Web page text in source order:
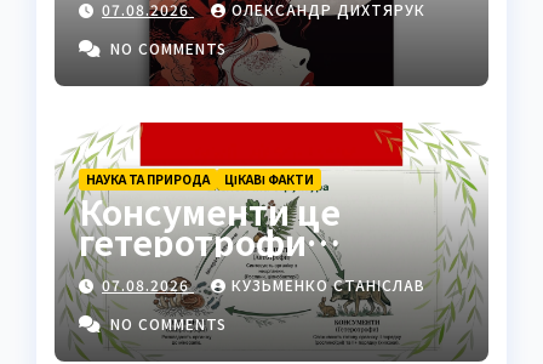
07.08.2026
ОЛЕКСАНДР ДИХТЯРУК
NO COMMENTS
НАУКА ТА ПРИРОДА ЦІКАВІ ФАКТИ
Консументи це
гетеротрофи
екосистеми
07.08.2026
КУЗЬМЕНКО СТАНІСЛАВ
NO COMMENTS